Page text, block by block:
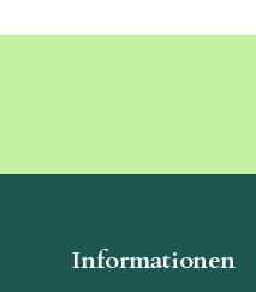
Informationen